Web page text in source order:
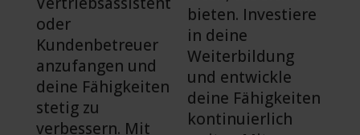
oder
Kundenbetreuer
anzufangen und
deine Fähigkeiten
stetig zu
verbessern. Mit
bieten. Investiere
in deine
Weiterbildung
und entwickle
deine Fähigkeiten
kontinuierlich